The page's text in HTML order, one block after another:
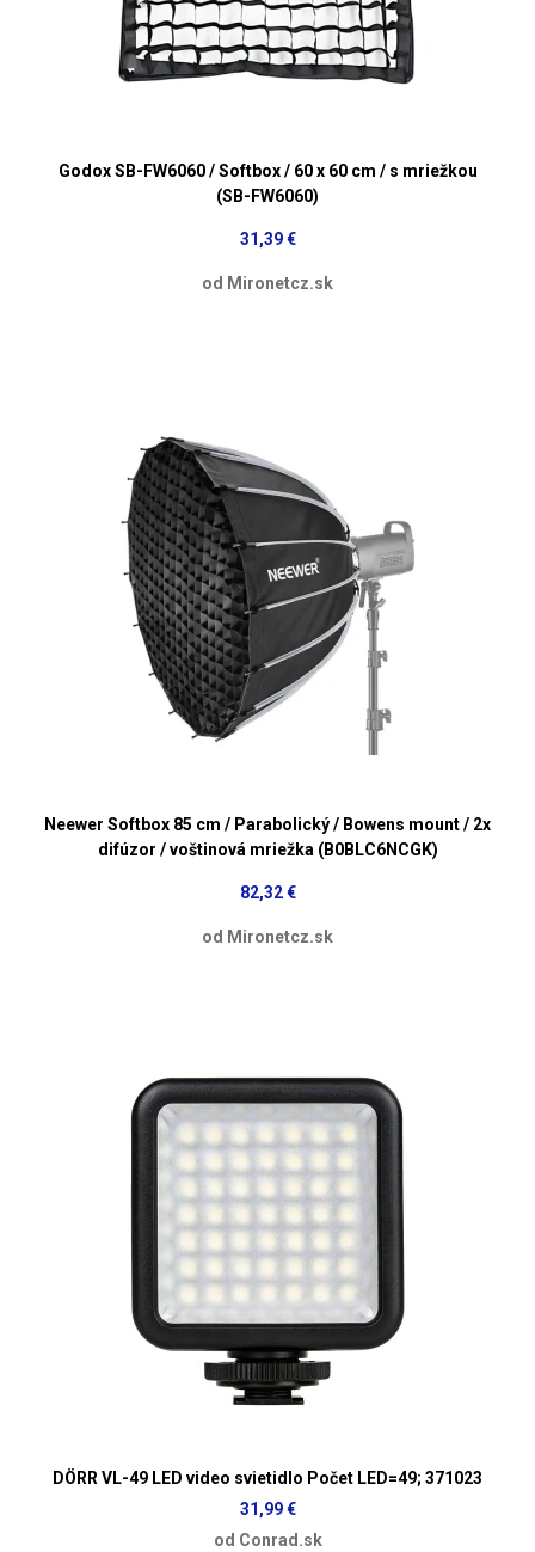
Godox SB-FW6060 / Softbox / 60 x 60 cm / s mriežkou
(SB-FW6060)
31,39 €
od Mironetcz.sk
Neewer Softbox 85 cm / Parabolický / Bowens mount / 2x
difúzor / voštinová mriežka (B0BLC6NCGK)
82,32 €
od Mironetcz.sk
DÖRR VL-49 LED video svietidlo Počet LED=49; 371023
31,99 €
od Conrad.sk